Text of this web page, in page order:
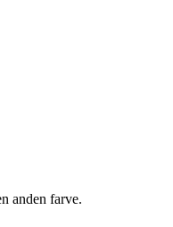
anden farve.